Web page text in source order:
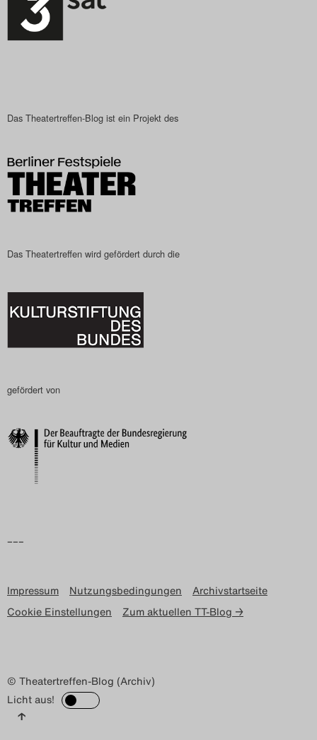
Search
Das Theatertreffen-Blog ist ein Projekt des
Das Theatertreffen wird gefördert durch die
gefördert von
–––
Impressum Nutzungsbedingungen
Archivstartseite
Cookie Einstellungen
Zum aktuellen TT-Blog →
© Theatertreffen-Blog (Archiv)
Licht aus!
↑